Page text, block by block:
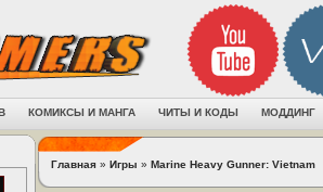
КОМИКСЫ И МАНГА ЧИТЫ И КОДЫ МОДДИНГ
Главная » Игры » Marine Heavy Gunner: Vietnam